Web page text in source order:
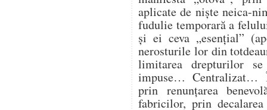
aplicate de niște neica-
fudulie temporară a
și ei ceva „esențial”
nerosturile lor din
limitarea drepturilor
impuse… Centralizat…
prin renunțarea
fabricilor, prin